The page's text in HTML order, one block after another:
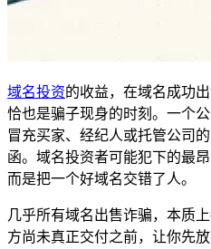
域名投资的收益，在域名成功
恰也是骗子现身的时刻。一个
冒充买家、经纪人或托管公司
函。域名投资者可能犯下的最
而是把一个好域名交错了人。
几乎所有域名出售诈骗，本质
方尚未真正交付之前，让你先